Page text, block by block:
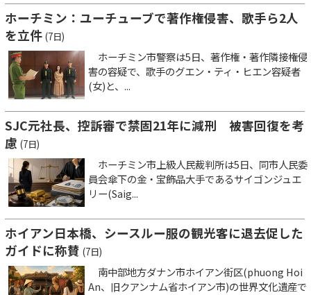
ホーチミン：ユーチューブで著作権侵害、歌手ら2人
を立件 (7日)
ホーチミン市警察は5日、著作権・著作隣接権侵
害の容疑で、歌手のグエン・ティ・ヒエン容疑者
(女)と、...
SJC元社長、控訴審で禁固21年に減刑 被害回復を考
慮 (7日)
ホーチミン市上級人民裁判所は5日、同市人民委
員会傘下の金・宝飾品大手であるサイゴンジュエ
リー(Saig...
ホイアン日本橋、シースルー服の観光客に退去促した
ガイドに称賛 (7日)
南中部地方ダナン市ホイアン街区(phuong Hoi
An、旧クアンナム省ホイアン市)の世界文化遺産で